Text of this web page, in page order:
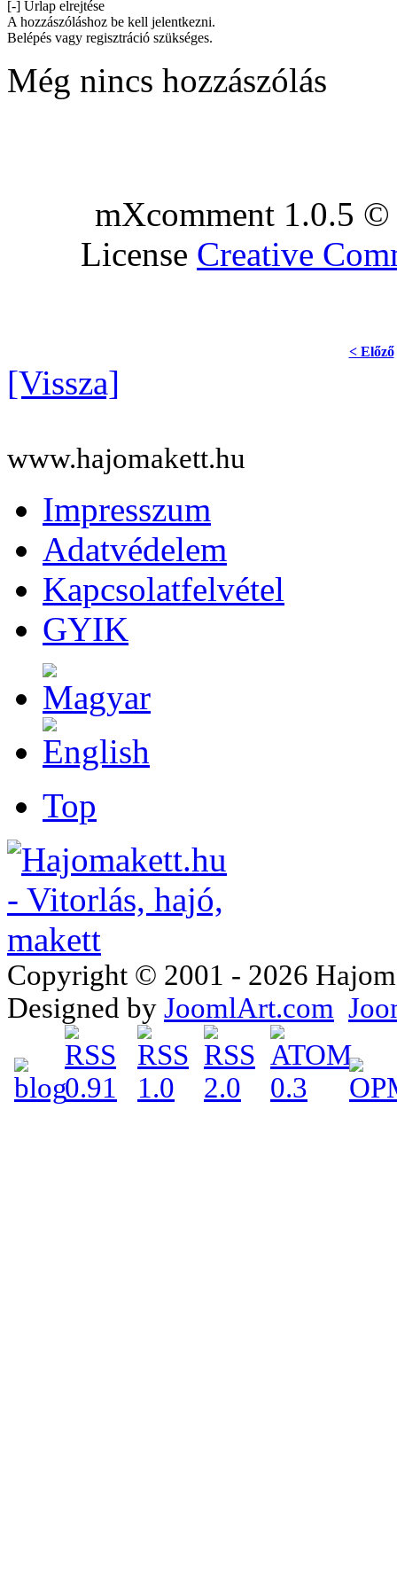
[-] Űrlap elrejtése
A hozzászóláshoz be kell jelentkezni.
Belépés vagy regisztráció szükséges.
Még nincs hozzászólás
mXcomment 1.0.5
License Creative
< Előző
[Vissza]
www.hajomakett.hu
Impresszum
Adatvédelem
Kapcsolatfelvétel
GYIK
Top
Copyright © 2001 - 2026
Designed by JoomlArt.com